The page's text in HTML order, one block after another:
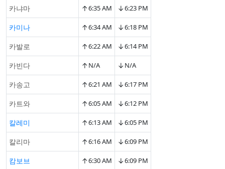
카냐마 ↑6:35 AM ↓6:23 PM
카미나 ↑6:34 AM ↓6:18 PM
카발로 ↑6:22 AM ↓6:14 PM
카빈다 ↑ N/A ↓N/A
카송고 ↑6:21 AM ↓6:17 PM
카트와 ↑6:05 AM ↓6:12 PM
칼레미 ↑6:13 AM ↓6:05 PM
칼리마 ↑6:16 AM ↓6:09 PM
캄보브 ↑6:30 AM ↓6:09 PM